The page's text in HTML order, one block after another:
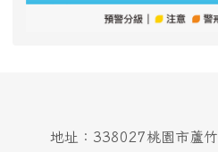
地址：338027桃園市蘆